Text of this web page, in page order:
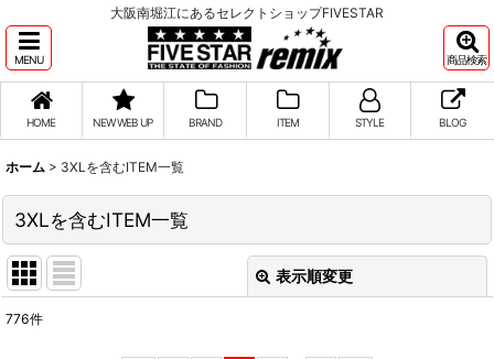
大阪南堀江にあるセレクトショップFIVESTAR
MENU 商品検索
HOME NEW WEB UP BRAND ITEM STYLE BLOG
ホーム > 3XLを含むITEM一覧
3XLを含むITEM一覧
表示順変更
776件